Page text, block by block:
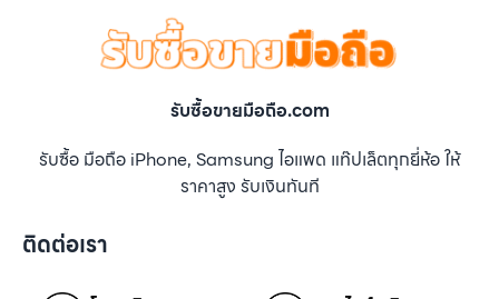
รับซื้อขายมือถือ.com
รับซื้อ มือถือ iPhone, Samsung ไอแพด แท๊ปเล็ตทุกยี่ห้อ ให้
ราคาสูง รับเงินทันที
ติดต่อเรา